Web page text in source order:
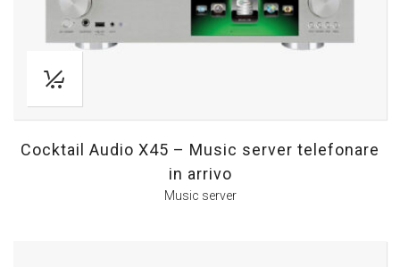
Cocktail Audio X45 – Music server telefonare
in arrivo
Music server